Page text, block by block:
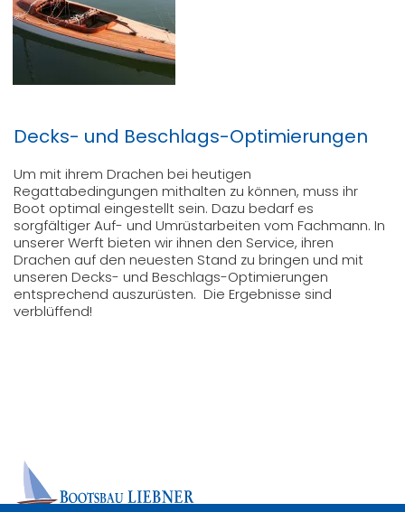
Decks- und Beschlags-Optimierungen
Um mit ihrem Drachen bei heutigen
Regattabedingungen mithalten zu können, muss ihr
Boot optimal eingestellt sein. Dazu bedarf es
sorgfältiger Auf- und Umrüstarbeiten vom Fachmann. In
unserer Werft bieten wir ihnen den Service, ihren
Drachen auf den neuesten Stand zu bringen und mit
unseren Decks- und Beschlags-Optimierungen
entsprechend auszurüsten. Die Ergebnisse sind
verblüffend!